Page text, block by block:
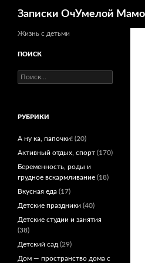
Перейти
Записки ОчУмелой
Жизнь с детьми
ПОИСК
Найти:
РУБРИКИ
А ну ка, папочки! (20)
Активный отдых, спорт (170)
Беременность, роды и
грудное вскармливание (18)
Вкусная еда (17)
Детские праздники (40)
Детские студии и занятия
(38)
Детский сад (29)
Дом — пространство дома с